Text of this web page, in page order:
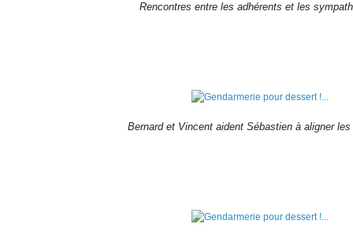
Rencontres entre les adhérents et les
Bernard et Vincent aident Sébastien à aligner